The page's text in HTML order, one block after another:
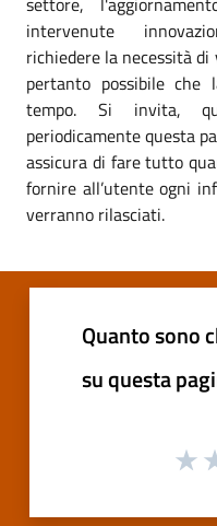
intervenute
richiedere la necessità
pertanto possibile che
tempo. Si invita,
periodicamente questa
assicura di fare tutto
fornire all’utente ogni
verranno rilasciati.
Quanto sono
su questa